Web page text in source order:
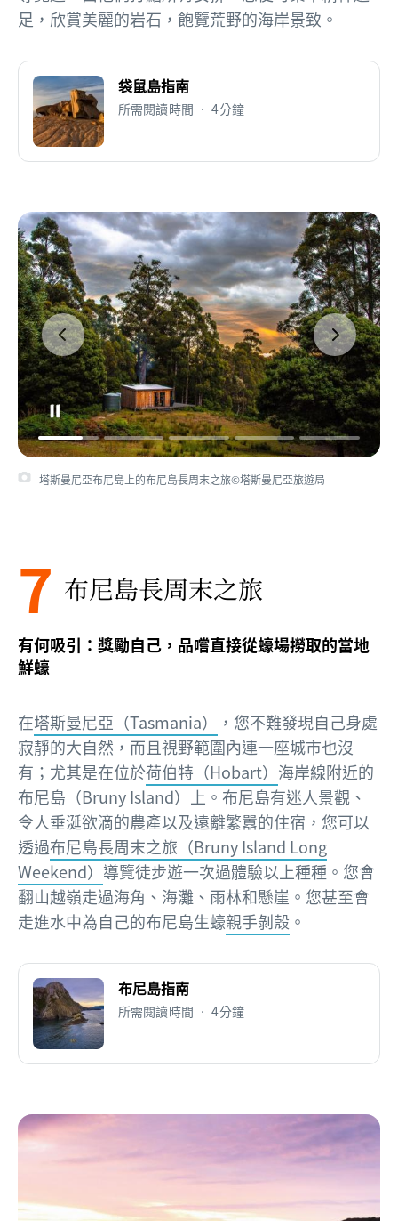
足，欣賞美麗的岩石，飽覽荒野的海岸景致。
袋鼠島指南
所需閱讀時間 • 4分鐘
塔斯曼尼亞布尼島上的布尼島長周末之旅©塔斯曼尼亞旅遊局
7 布尼島長周末之旅
有何吸引：獎勵自己，品嚐直接從蠔場撈取的當地
鮮蠔
在塔斯曼尼亞（Tasmania）
，您不難發現自己身處
寂靜的大自然，而且視野範圍內連一座城市也沒
有；尤其是在位於荷伯特（Hobart） 海岸線附近的
布尼島（Bruny Island）上。布尼島有迷人景觀、
令人垂涎欲滴的農產以及遠離繁囂的住宿，您可以
透過布尼島長周末之旅（Bruny Island Long
Weekend） 導覽徒步遊一次過體驗以上種種。您會
翻山越嶺走過海角、海灘、雨林和懸崖。您甚至會
走進水中為自己的布尼島生蠔親手剝殼 。
布尼島指南
所需閱讀時間 • 4分鐘